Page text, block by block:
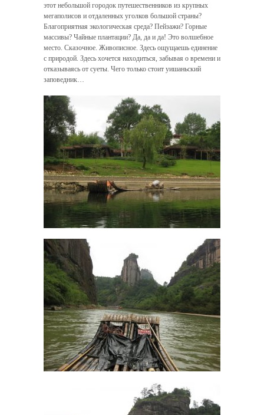
этот небольшой городок путешественников из крупных
мегаполисов и отдаленных уголков большой страны?
Благоприятная экологическая среда? Пейзажи? Горные
массивы? Чайные плантации? Да, да и да! Это волшебное
место. Сказочное. Живописное. Здесь ощущаешь единение
с природой. Здесь хочется находиться, забывая о времени и
отказываясь от суеты. Чего только стоит уишаньский
заповедник…